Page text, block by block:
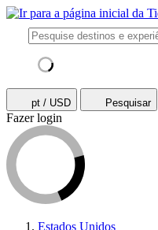
pt / USD Pesquisar
Fazer login
Estados Unidos